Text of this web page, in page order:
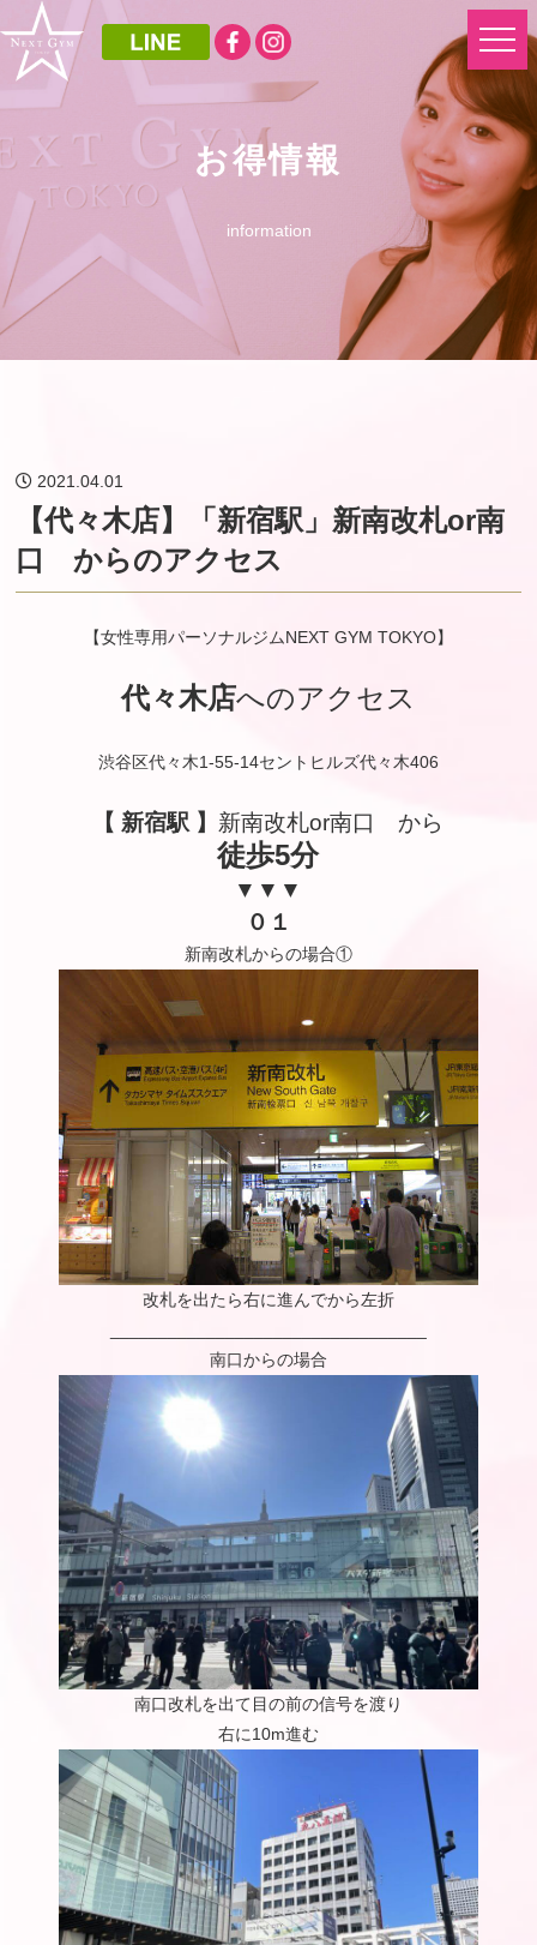
お得情報
information
2021.04.01
【代々木店】「新宿駅」新南改札or南
口 からのアクセス
【女性専用パーソナルジムNEXT GYM TOKYO】
代々木店へのアクセス
渋谷区代々木1-55-14セントヒルズ代々木406
【 新宿駅 】 新南改札or南口 から
徒歩5分
▼▼▼
０１
新南改札からの場合①
改札を出たら右に進んでから左折
南口からの場合
南口改札を出て目の前の信号を渡り
右に10m進む